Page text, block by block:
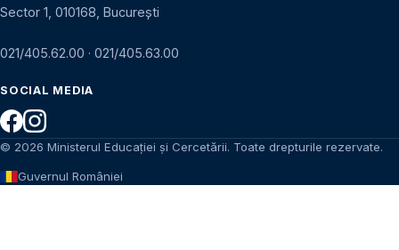
Sector 1, 010168, București
021/405.62.00 · 021/405.63.00
SOCIAL MEDIA
© 2026 Ministerul Educației și Cercetării. Toate drepturile rezervate.
Guvernul României